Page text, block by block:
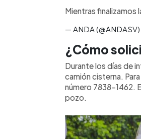
Mientras finalizamos
— ANDA (@ANDASV)
¿Cómo
Durante los días de
camión cisterna.
número 7838-1462.
pozo.